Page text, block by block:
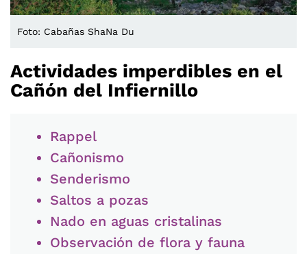
Foto: Cabañas ShaNa Du
Actividades imperdibles en el
Cañón del Infiernillo
Rappel
Cañonismo
Senderismo
Saltos a pozas
Nado en aguas cristalinas
Observación de flora y fauna